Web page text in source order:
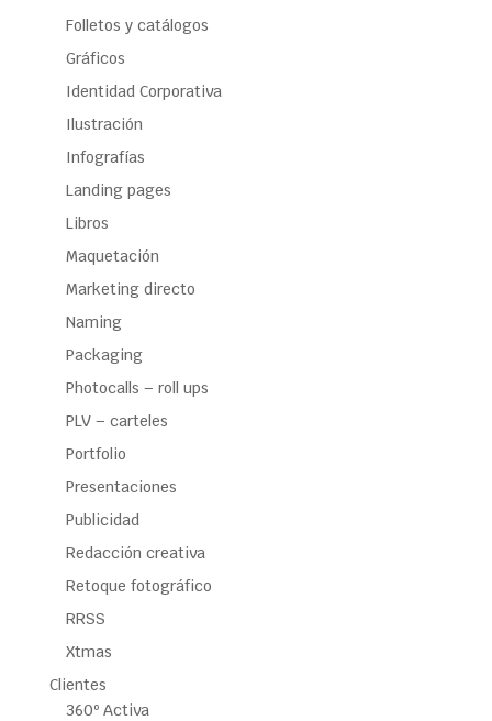
Folletos y catálogos
Gráficos
Identidad Corporativa
Ilustración
Infografías
Landing pages
Libros
Maquetación
Marketing directo
Naming
Packaging
Photocalls – roll ups
PLV – carteles
Portfolio
Presentaciones
Publicidad
Redacción creativa
Retoque fotográfico
RRSS
Xtmas
Clientes
360º Activa